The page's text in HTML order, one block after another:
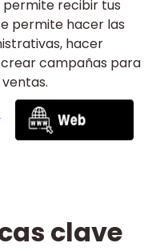
permite recibir tus
permite hacer las
hacer
campañas para
clave